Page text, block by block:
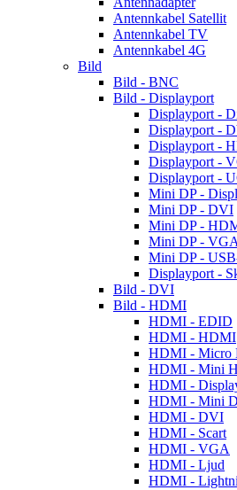
Antennkabel Satellit
Antennkabel TV
Antennkabel 4G
Bild
Bild - BNC
Bild - Displayport
Displayport -
Displayport -
Displayport -
Displayport -
Displayport -
Mini DP -
Mini DP - DVI
Mini DP -
Mini DP - VGA
Mini DP -
Displayport -
Bild - DVI
Bild - HDMI
HDMI - EDID
HDMI - HDMI
HDMI - Micro
HDMI - Mini
HDMI -
HDMI - Mini
HDMI - DVI
HDMI - Scart
HDMI - VGA
HDMI - Ljud
HDMI -